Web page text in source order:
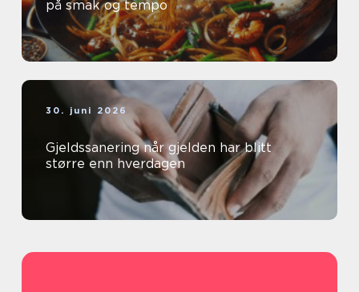
på smak og tempo
30. juni 2026
Gjeldssanering når gjelden har blitt
større enn hverdagen